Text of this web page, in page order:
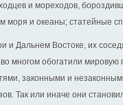
и мореходов,
моря и океаны; статейные
и Дальнем Востоке, их
многом обогатили мировую
законными и
Так или иначе они